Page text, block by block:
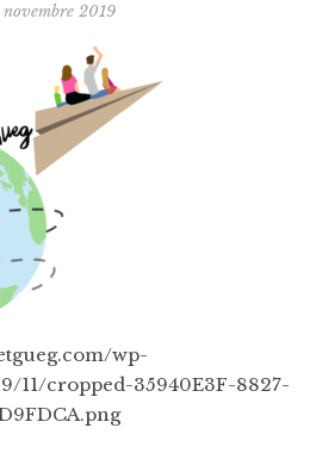
novembre 2019
wp-
11/cropped-35940E3F-8827-